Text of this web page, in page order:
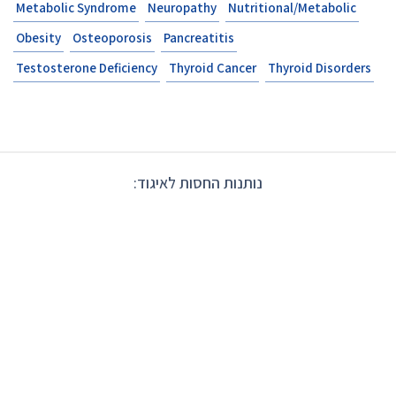
Metabolic Syndrome
Neuropathy
Nutritional/Metabolic
Obesity
Osteoporosis
Pancreatitis
Testosterone Deficiency
Thyroid Cancer Thyroid Disorders
נותנות החסות לאיגוד: